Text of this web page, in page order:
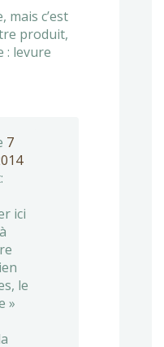
mais c’est
produit,
: levure
7
ici
le
»